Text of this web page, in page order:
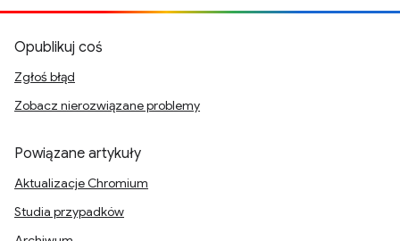
Opublikuj coś
Zgłoś błąd
Zobacz nierozwiązane problemy
Powiązane artykuły
Aktualizacje Chromium
Studia przypadków